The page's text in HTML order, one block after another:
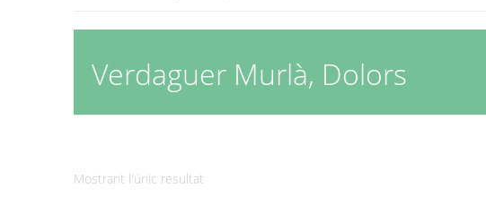
Verdaguer Murlà, Dolors
Mostrant l'únic resultat